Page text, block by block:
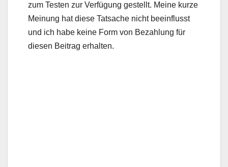
zum Testen zur Verfügung gestellt. Meine kurze
Meinung hat diese Tatsache nicht beeinflusst
und ich habe keine Form von Bezahlung für
diesen Beitrag erhalten.